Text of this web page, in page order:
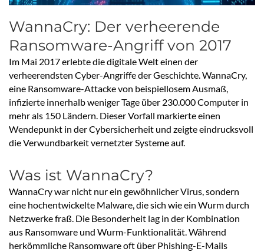
WannaCry: Der verheerende
Ransomware-Angriff von 2017
Im Mai 2017 erlebte die digitale Welt einen der
verheerendsten Cyber-Angriffe der Geschichte. WannaCry,
eine Ransomware-Attacke von beispiellosem Ausmaß,
infizierte innerhalb weniger Tage über 230.000 Computer in
mehr als 150 Ländern. Dieser Vorfall markierte einen
Wendepunkt in der Cybersicherheit und zeigte eindrucksvoll
die Verwundbarkeit vernetzter Systeme auf.
Was ist WannaCry?
WannaCry war nicht nur ein gewöhnlicher Virus, sondern
eine hochentwickelte Malware, die sich wie ein Wurm durch
Netzwerke fraß. Die Besonderheit lag in der Kombination
aus Ransomware und Wurm-Funktionalität. Während
herkömmliche Ransomware oft über Phishing-E-Mails